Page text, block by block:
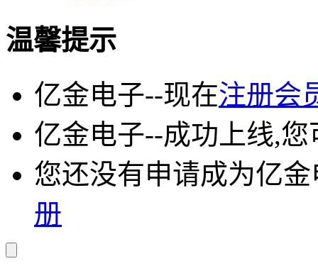
温馨提示
亿金电子--现在注册会
亿金电子--成功上线,
您还没有申请成为亿
册